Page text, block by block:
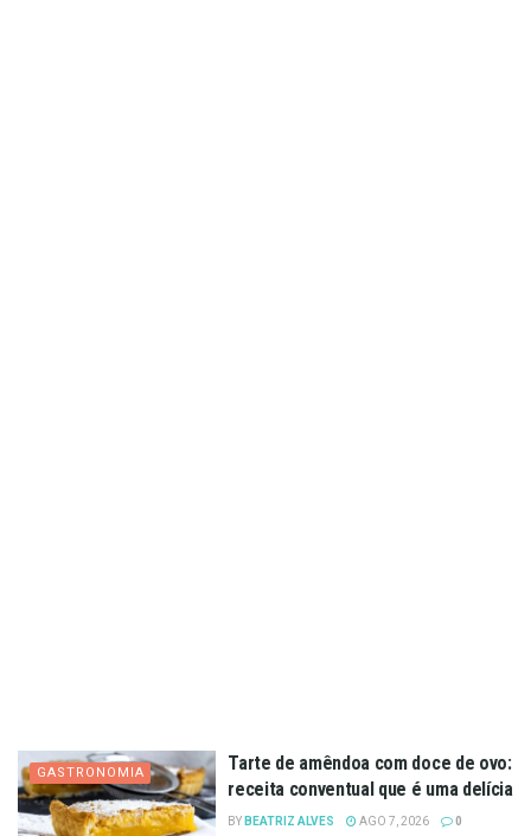
GASTRONOMIA
Tarte de amêndoa com doce de ovo:
receita conventual que é uma delícia
BY BEATRIZ ALVES AGO 7, 2026 0